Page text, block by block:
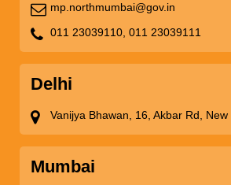
mp.northmumbai@gov.in
011 23039110, 011 23039111
Delhi
Vanijya Bhawan, 16, Akbar Rd, New
Mumbai